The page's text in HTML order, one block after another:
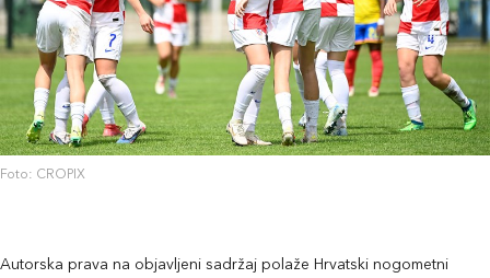
Foto: CROPIX
Autorska prava na objavljeni sadržaj polaže Hrvatski nogometni